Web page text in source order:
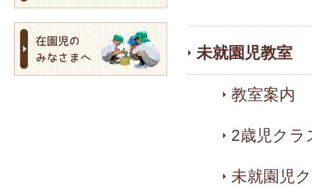
未就園児教室
教室案内
2歳児クラ
未就園児